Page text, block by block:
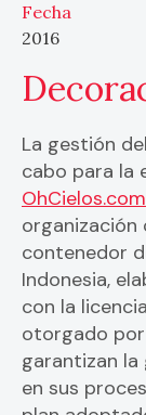
Fecha
2016
La gestión
cabo para la
OhCielos.com
contenedor
Indonesia,
con la
otorgado por
garantizan
en sus